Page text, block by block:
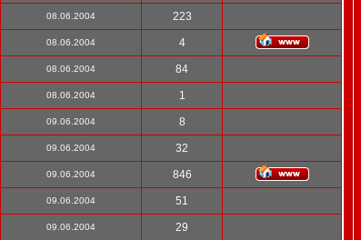
08.06.2004 223
08.06.2004 4
08.06.2004 84
08.06.2004 1
09.06.2004 8
09.06.2004 32
09.06.2004 846
09.06.2004 51
09.06.2004 29